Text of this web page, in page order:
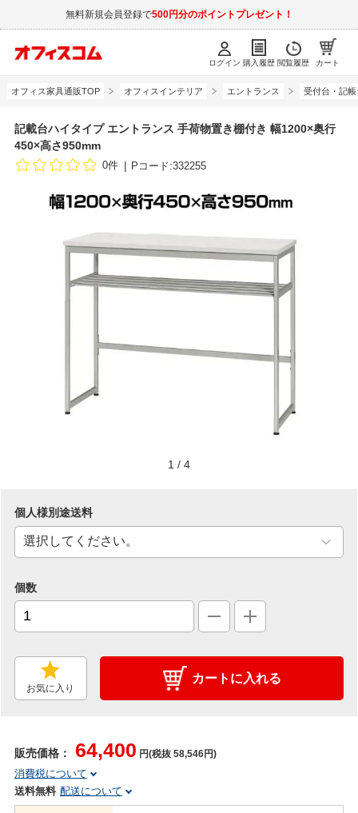
無料新規会員登録で500円分のポイントプレゼント！
ログイン 購入履歴 閲覧履歴 カート
オフィス家具通販TOP オフィスインテリア エントランス 受付台・記
記載台ハイタイプ エントランス 手荷物置き棚付き 幅1200×奥行
450×高さ950mm
0件 Pコード:332255
1 / 4
個人様別途送料
個数
お気に入り
カートに入れる
販売価格： 64,400 円(税抜 58,546円)
消費税について
送料無料 配送について